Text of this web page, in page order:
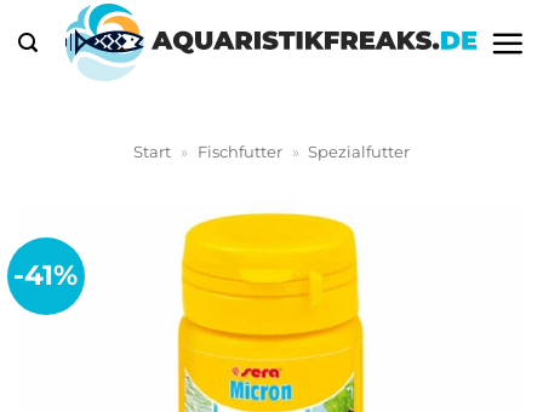
Inhalt
springen
Start » Fischfutter » Spezialfutter
-41%